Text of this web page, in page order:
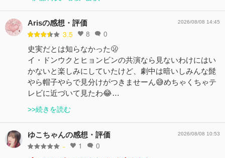
Arisの感想・評価
3.5 8 0
2026/08/08 14:45
史実だとは知らなかった🫢
イ・ドンウクとヒョンビンの共演なら見ないわけにはい
かないと楽しみにしていたけど、劇中は暗いしみんな髭
やら帽子やらで見分けがつきませーん😅めちゃくちゃテ
レビに近づいて見たわ😂…
>>続きを読む
ゆこちゃんの感想・評価
- 1 0
2026/08/08 10:53